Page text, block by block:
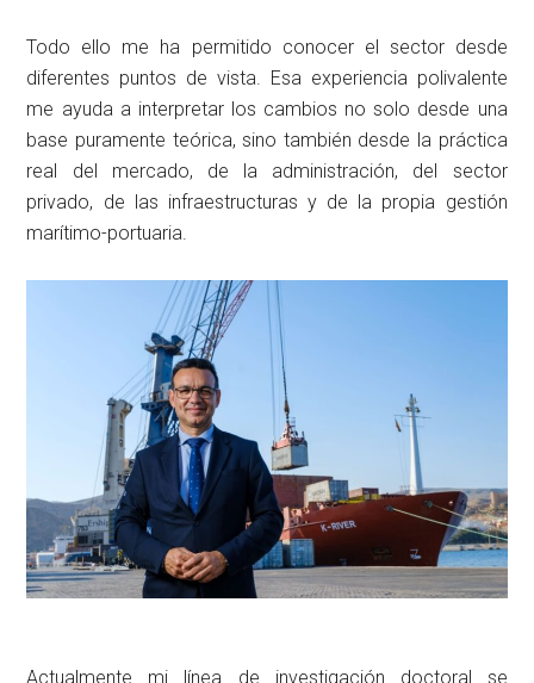
Todo ello me ha permitido conocer el sector desde
diferentes puntos de vista. Esa experiencia polivalente
me ayuda a interpretar los cambios no solo desde una
base puramente teórica, sino también desde la práctica
real del mercado, de la administración, del sector
privado, de las infraestructuras y de la propia gestión
marítimo-portuaria.
Actualmente mi línea de investigación doctoral se